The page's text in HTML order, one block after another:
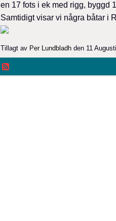
en 17 fots i ek med rigg, byggd
Samtidigt visar vi några båtar i
Tillagt av Per Lundbladh den 11